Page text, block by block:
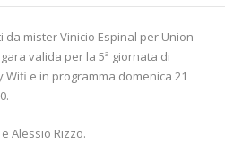
mister Vinicio Espinal per Union
valida per la 5ª giornata di
Wifi e in programma domenica 21
Alessio Rizzo.